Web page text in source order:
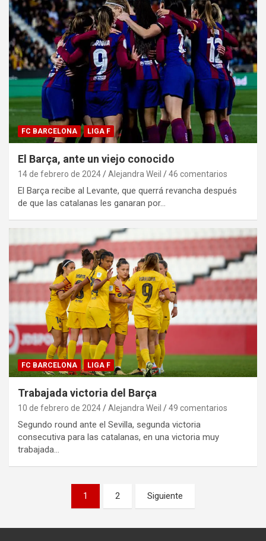
FC BARCELONA LIGA F
El Barça, ante un viejo conocido
14 de febrero de 2024 Alejandra Weil 46 comentarios
El Barça recibe al Levante, que querrá revancha después
de que las catalanas les ganaran por…
FC BARCELONA LIGA F
Trabajada victoria del Barça
10 de febrero de 2024 Alejandra Weil 49 comentarios
Segundo round ante el Sevilla, segunda victoria
consecutiva para las catalanas, en una victoria muy
trabajada…
entradas
1 2 Siguiente